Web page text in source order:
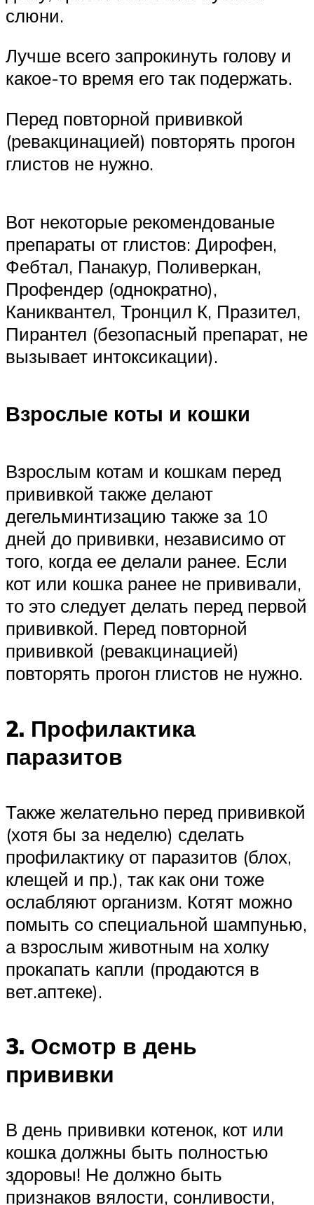
слюни.
Лучше всего запрокинуть голову и
какое-то время его так подержать.
Перед повторной прививкой
(ревакцинацией) повторять прогон
глистов не нужно.
Вот некоторые рекомендованые
препараты от глистов: Дирофен,
Фебтал, Панакур, Поливеркан,
Профендер (однократно),
Каниквантел, Тронцил К, Празител,
Пирантел (безопасный препарат, не
вызывает интоксикации).
Взрослые коты и кошки
Взрослым котам и кошкам перед
прививкой также делают
дегельминтизацию также за 10
дней до прививки, независимо от
того, когда ее делали ранее. Если
кот или кошка ранее не прививали,
то это следует делать перед первой
прививкой. Перед повторной
прививкой (ревакцинацией)
повторять прогон глистов не нужно.
2. Профилактика
паразитов
Также желательно перед прививкой
(хотя бы за неделю) сделать
профилактику от паразитов (блох,
клещей и пр.), так как они тоже
ослабляют организм. Котят можно
помыть со специальной шампунью,
а взрослым животным на холку
прокапать капли (продаются в
вет.аптеке).
3. Осмотр в день
прививки
В день прививки котенок, кот или
кошка должны быть полностью
здоровы! Не должно быть
признаков вялости, сонливости,